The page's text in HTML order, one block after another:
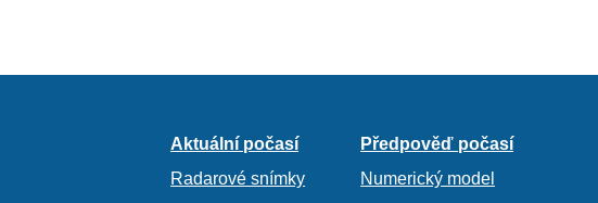
Aktuální počasí
Radarové snímky
Předpověď počasí
Numerický model